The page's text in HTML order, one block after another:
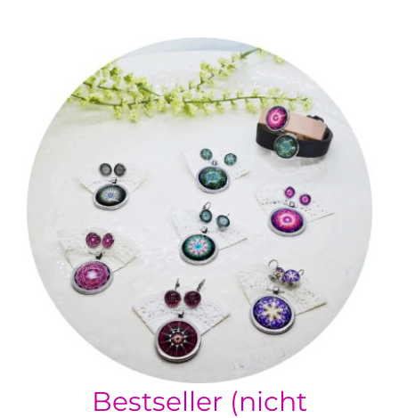
Bestseller (nicht